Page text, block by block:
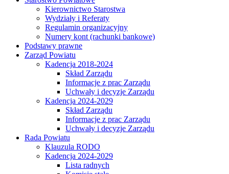
Kierownictwo Starostwa
Wydziały i Referaty
Regulamin organizacyjny
Numery kont (rachunki bankowe)
Podstawy prawne
Zarząd Powiatu
Kadencja 2018-2024
Skład Zarządu
Informacje z prac Zarządu
Uchwały i decyzje Zarządu
Kadencja 2024-2029
Skład Zarządu
Informacje z prac Zarządu
Uchwały i decyzje Zarządu
Rada Powiatu
Klauzula RODO
Kadencja 2024-2029
Lista radnych